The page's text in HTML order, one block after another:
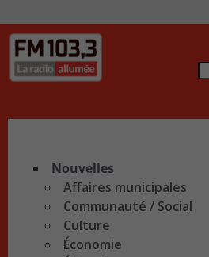
Nouvelles
Affaires municipales
Communauté / Social
Culture
Économie